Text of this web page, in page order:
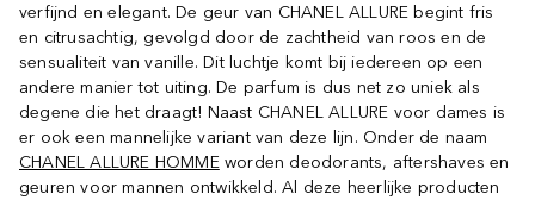
verfijnd en elegant. De geur van CHANEL ALLURE begint fris
en citrusachtig, gevolgd door de zachtheid van roos en de
sensualiteit van vanille. Dit luchtje komt bij iedereen op een
andere manier tot uiting. De parfum is dus net zo uniek als
degene die het draagt! Naast CHANEL ALLURE voor dames is
er ook een mannelijke variant van deze lijn. Onder de naam
CHANEL ALLURE HOMMEworden deodorants, aftershaves en
geuren voor mannen ontwikkeld. Al deze heerlijke producten